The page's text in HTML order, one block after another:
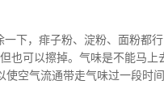
下，痱子粉、淀粉、面粉都
也可以擦掉。气味是不能马
空气流通带走气味过一段时